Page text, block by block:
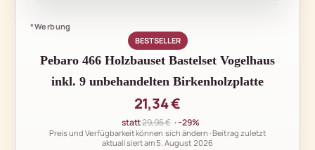
*Werbung
BESTSELLER
Pebaro 466 Holzbauset Bastelset Vogelhaus
inkl. 9 unbehandelten Birkenholzplatte
21,34 €
statt29,95 € · −29%
Preis und Verfügbarkeit können sich ändern · Beitrag zuletzt
aktualisiert am 5. August 2026